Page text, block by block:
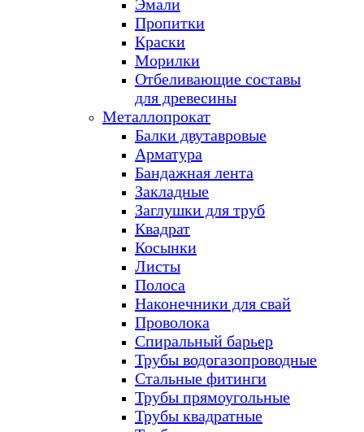
Эмали
Пропитки
Краски
Морилки
Отбеливающие составы
для древесины
Металлопрокат
Балки двутавровые
Арматура
Бандажная лента
Закладные
Заглушки для труб
Квадрат
Косынки
Листы
Полоса
Наконечники для свай
Проволока
Спиральный барьер
Трубы водогазопроводные
Стальные фитинги
Трубы прямоугольные
Трубы квадратные